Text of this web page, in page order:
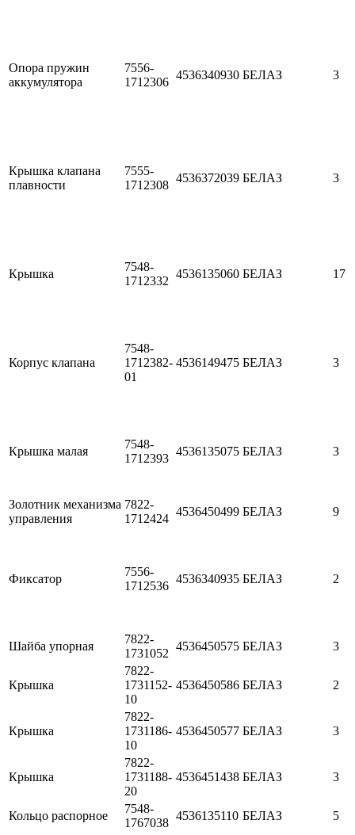
Опора пружин
аккумулятора
7556-
1712306
4536340930 БЕЛАЗ 3
Крышка клапана
плавности
7555-
1712308
4536372039 БЕЛАЗ 3
Крышка
7548-
1712332
4536135060 БЕЛАЗ 17
Корпус клапана
7548-
1712382-
01
4536149475 БЕЛАЗ 3
Крышка малая
7548-
1712393
4536135075 БЕЛАЗ 3
Золотник механизма
управления
7822-
1712424
4536450499 БЕЛАЗ 9
Фиксатор
7556-
1712536
4536340935 БЕЛАЗ 2
Шайба упорная
7822-
1731052
4536450575 БЕЛАЗ 3
Крышка
7822-
1731152-
10
4536450586 БЕЛАЗ 2
Крышка
7822-
1731186-
10
4536450577 БЕЛАЗ 3
Крышка
7822-
1731188-
20
4536451438 БЕЛАЗ 3
Кольцо распорное
7548-
1767038
4536135110 БЕЛАЗ 5